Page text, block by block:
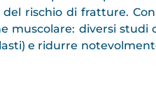
rischio di fratture.
muscolare: diversi studi
e ridurre